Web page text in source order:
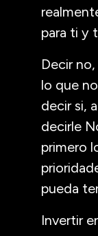
para ti y
Decir
lo que
decir si,
decirle
primero
pueda
Invertir